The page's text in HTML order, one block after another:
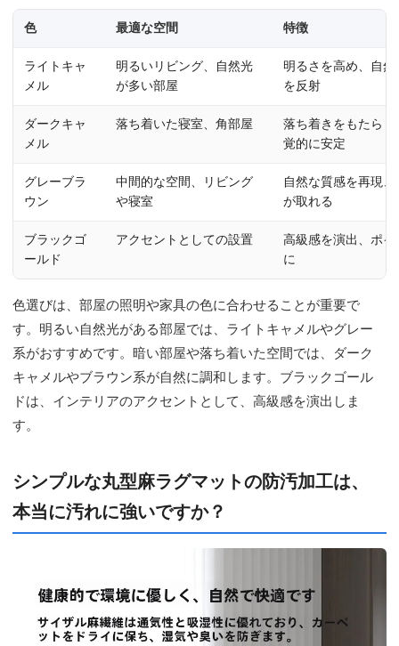
色 最適な空間 特徴
ライトキャ
メル
明るいリビング、自然光
が多い部屋
明るさを高め、自然
を反射
ダークキャ
メル
落ち着いた寝室、角部屋
落ち着きをもたらし
覚的に安定
グレーブラ
ウン
中間的な空間、リビング
や寝室
自然な質感を再現、
が取れる
ブラックゴ
ールド
アクセントとしての設置
高級感を演出、ポイ
に
色選びは、部屋の照明や家具の色に合わせることが重要で
す。明るい自然光がある部屋では、ライトキャメルやグレー
系がおすすめです。暗い部屋や落ち着いた空間では、ダーク
キャメルやブラウン系が自然に調和します。ブラックゴール
ドは、インテリアのアクセントとして、高級感を演出しま
す。
シンプルな丸型麻ラグマットの防汚加工は、
本当に汚れに強いですか？